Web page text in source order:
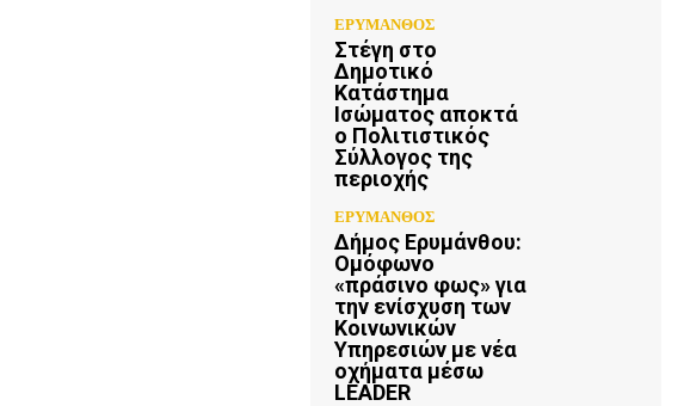
ΕΡΥΜΑΝΘΟΣ
Στέγη στο
Δημοτικό
Κατάστημα
Ισώματος αποκτά
ο Πολιτιστικός
Σύλλογος της
περιοχής
ΕΡΥΜΑΝΘΟΣ
Δήμος Ερυμάνθου:
Ομόφωνο
«πράσινο φως» για
την ενίσχυση των
Κοινωνικών
Υπηρεσιών με νέα
οχήματα μέσω
LEADER